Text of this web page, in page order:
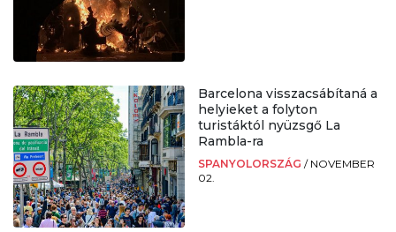
Barcelona visszacsábítaná a
helyieket a folyton
turistáktól nyüzsgő La
Rambla-ra
SPANYOLORSZÁG / NOVEMBER
02.